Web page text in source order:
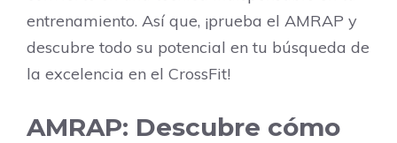
entrenamiento. Así que, ¡prueba el AMRAP y
descubre todo su potencial en tu búsqueda de
la excelencia en el CrossFit!
AMRAP: Descubre cómo